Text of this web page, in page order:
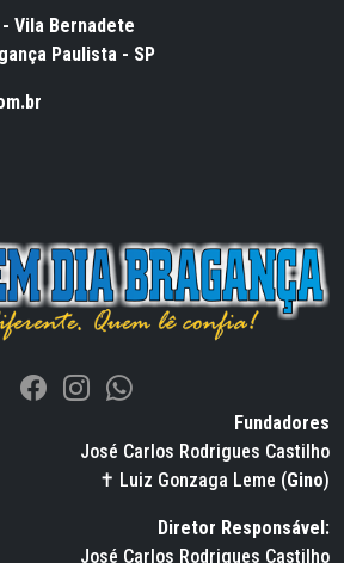
- Vila Bernadete
Paulista - SP
Fundadores
José Carlos Rodrigues Castilho
✝ Luiz Gonzaga Leme (Gino)
Diretor Responsável:
José Carlos Rodrigues Castilho